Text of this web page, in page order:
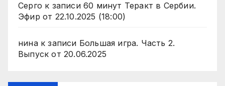
Серго к записи 60 минут Теракт в Сербии.
Эфир от 22.10.2025 (18:00)
нинак записи Большая игра. Часть 2.
Выпуск от 20.06.2025